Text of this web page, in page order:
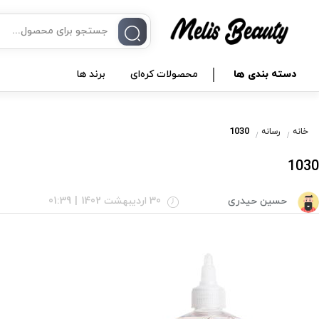
دسته بندی ها محصولات کره‌ای برند ها
خانه رسانه
1030
حسین حیدری 30 اردیبهشت 1402 01:39